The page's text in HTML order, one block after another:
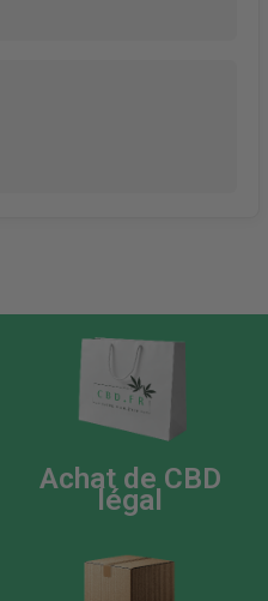
Achat de CBD
légal